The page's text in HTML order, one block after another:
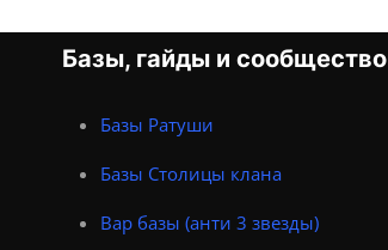
Базы, гайды и сообщество
Базы Ратуши
Базы Столицы клана
Вар базы (анти 3 звезды)